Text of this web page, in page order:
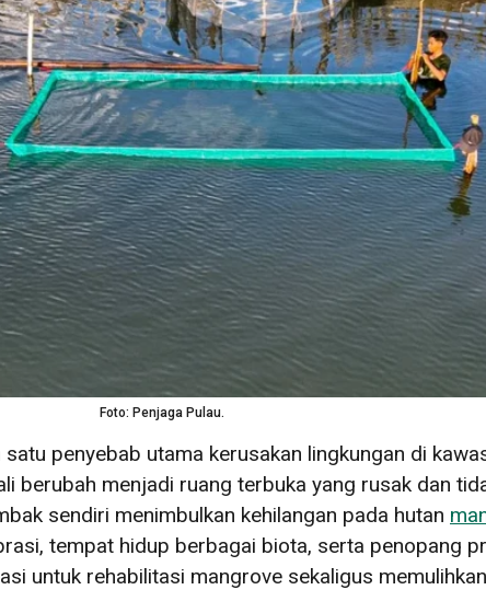
Foto: Penjaga Pulau.
penyebab utama kerusakan lingkungan di
berubah menjadi ruang terbuka yang rusak dan
sendiri menimbulkan kehilangan pada hutan
tempat hidup berbagai biota, serta penopang
untuk rehabilitasi mangrove sekaligus